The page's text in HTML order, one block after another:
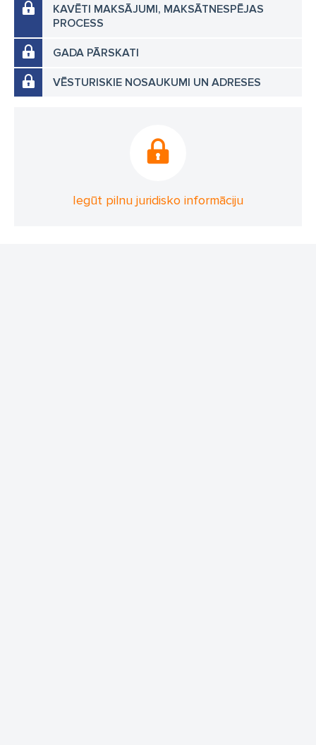
KAVĒTI MAKSĀJUMI, MAKSĀTNESPĒJAS
PROCESS
GADA PĀRSKATI
VĒSTURISKIE NOSAUKUMI UN ADRESES
Iegūt pilnu juridisko informāciju